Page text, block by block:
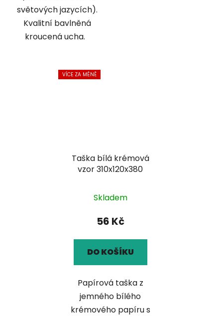
světových jazycích).
Kvalitní bavlněná
kroucená ucha.
VÍCE ZA MÉNĚ
Taška bílá krémová
vzor 310x120x380
Skladem
56 Kč
DO KOŠÍKU
Papírová taška z
jemného bílého
krémového papíru s